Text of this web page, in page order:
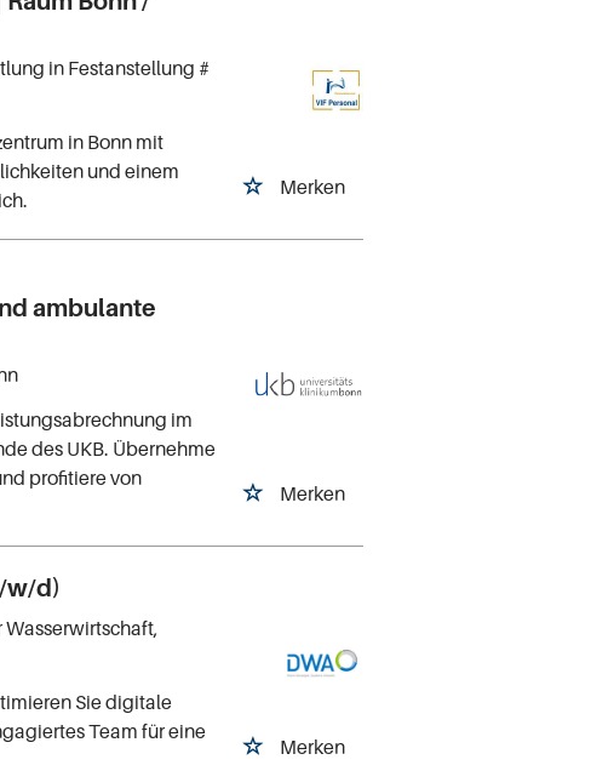
Merken
in Festanstellung #
in Bonn mit
und einem
ambulante
Merken
im
des UKB. Übernehme
profitiere von
w/d)
Merken
Sie digitale
Team für eine